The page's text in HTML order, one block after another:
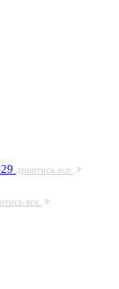
дивитись все
все